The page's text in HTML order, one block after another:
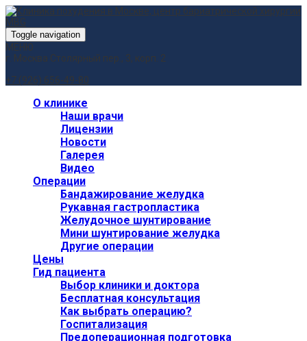
Toggle navigation
МЕНЮ
г. Москва Столярный пер., 3, корп. 2
+7 (926) 656-49-80
О клинике
Наши врачи
Лицензии
Новости
Галерея
Видео
Операции
Бандажирование желудка
Рукавная гастропластика
Желудочное шунтирование
Мини шунтирование желудка
Другие операции
Цены
Гид пациента
Выбор клиники и доктора
Бесплатная консультация
Как выбрать операцию?
Госпитализация
Предоперационная подготовка